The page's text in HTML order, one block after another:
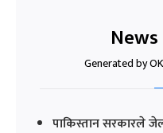
Generated by
पाकिस्तान सरकारले